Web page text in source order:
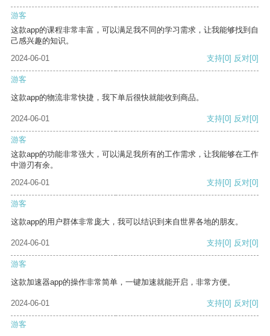
游客
这款app的课程非常丰富，可以满足我不同的学习需求，让我能够找到自
己感兴趣的知识。
2024-06-01
支持[0] 反对[0]
游客
这款app的物流非常快捷，我下单后很快就能收到商品。
2024-06-01 支持[0] 反对[0]
游客
这款app的功能非常强大，可以满足我所有的工作需求，让我能够在工作
中游刃有余。
2024-06-01
支持[0] 反对[0]
游客
这款app的用户群体非常庞大，我可以结识到来自世界各地的朋友。
2024-06-01 支持[0] 反对[0]
游客
这款加速器app的操作非常简单，一键加速就能开启，非常方便。
2024-06-01 支持[0] 反对[0]
游客